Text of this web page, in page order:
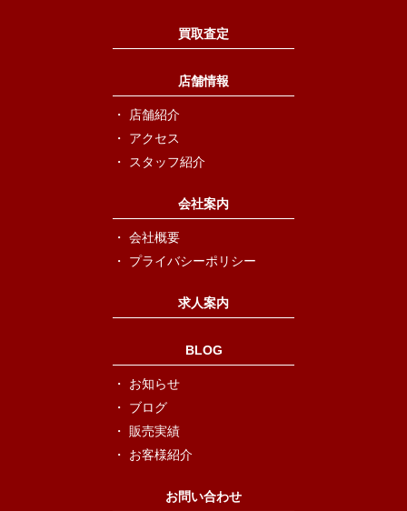
買取査定
店舗情報
店舗紹介
アクセス
スタッフ紹介
会社案内
会社概要
プライバシーポリシー
求人案内
BLOG
お知らせ
ブログ
販売実績
お客様紹介
お問い合わせ